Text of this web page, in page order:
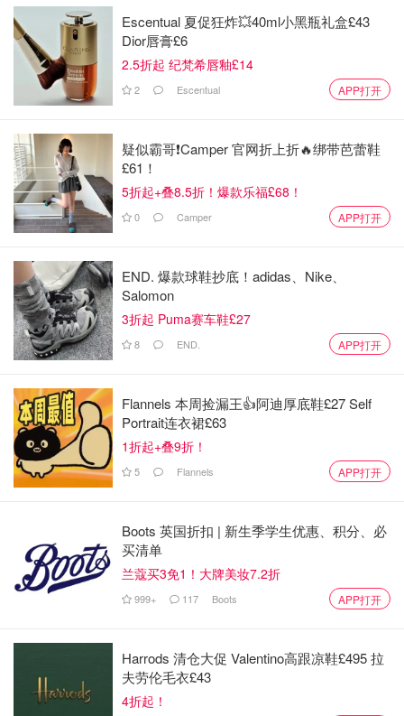
来自英格兰西南康沃尔的WilliamHenryPenhaligon是维多利
亚女王的御用调香师，他于1870年创立了潘海利根这个英
国国宝级品牌，而Penhaligon’s的男款香水Blenheim
族、丘吉尔的家，他本人也是这款香水的坚定使用者。其中
黛安娜王妃，撒切尔夫人，凯特莫斯都是潘海利根的追随
者。
她的香水独特而高贵，骨子里暗流涌动，在闷骚的外表下又
作工艺都是顶级的，香水瓶也是一百多年从未改变过。
推荐
布伦海姆花Blenheim bouquest
英伦羊齿English fern
Escentual 夏促狂炸💥40ml小黑瓶礼盒£43
Dior唇膏£6
2.5折起 纪梵希唇釉£14
2 Escentual APP打开
疑似霸哥❗️Camper 官网折上折🔥绑带芭蕾鞋
£61！
5折起+叠8.5折！爆款乐福£68！
0 Camper APP打开
END. 爆款球鞋抄底！adidas、Nike、
Salomon
3折起 Puma赛车鞋£27
8 END. APP打开
Flannels 本周捡漏王👍阿迪厚底鞋£27 Self
Portrait连衣裙£63
1折起+叠9折！
5 Flannels APP打开
Boots 英国折扣 | 新生季学生优惠、积分、必
买清单
兰蔻买3免1！大牌美妆7.2折
999+ 117 Boots APP打开
Harrods 清仓大促 Valentino高跟凉鞋£495 拉
夫劳伦毛衣£43
4折起！